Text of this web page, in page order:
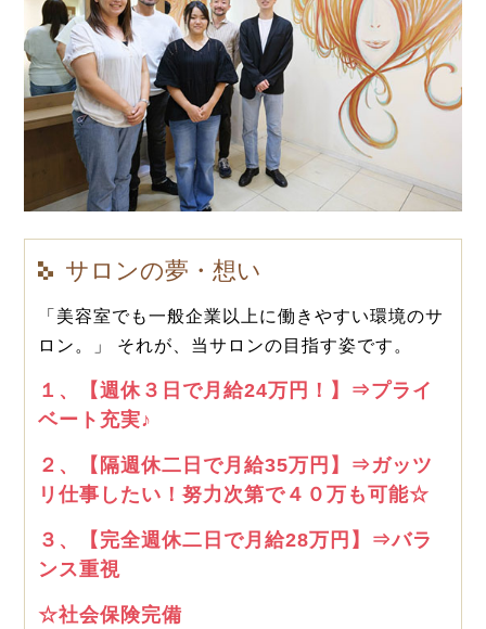
サロンの夢・想い
「美容室でも一般企業以上に働きやすい環境のサ
ロン。」 それが、当サロンの目指す姿です。
１、【週休３日で月給24万円！】⇒プライ
ベート充実♪
２、【隔週休二日で月給35万円】⇒ガッツ
リ仕事したい！努力次第で４０万も可能☆
３、【完全週休二日で月給28万円】⇒バラ
ンス重視
☆社会保険完備